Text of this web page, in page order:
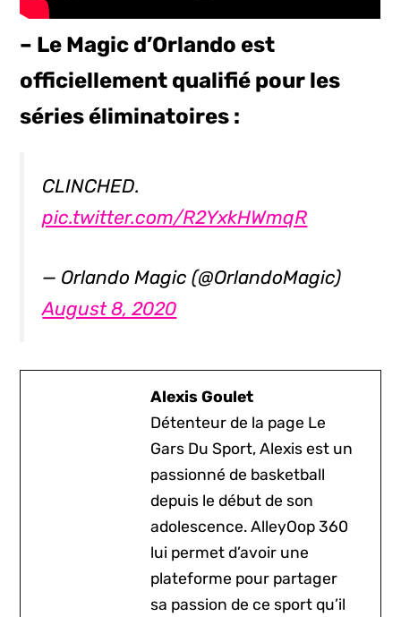
– Le Magic d’Orlando est
officiellement qualifié pour les
séries éliminatoires :
CLINCHED.
pic.twitter.com/R2YxkHWmqR
— Orlando Magic (@OrlandoMagic)
August 8, 2020
Alexis Goulet
Détenteur de la page Le
Gars Du Sport, Alexis est un
passionné de basketball
depuis le début de son
adolescence. AlleyOop 360
lui permet d’avoir une
plateforme pour partager
sa passion de ce sport qu’il